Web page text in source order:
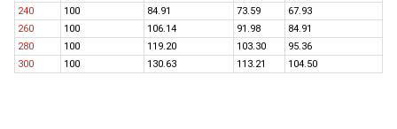
240
100 84.91 73.59
67.93
260
100 106.14 91.98
84.91
280
100 119.20 103.30
95.36
300
100 130.63 113.21 104.50